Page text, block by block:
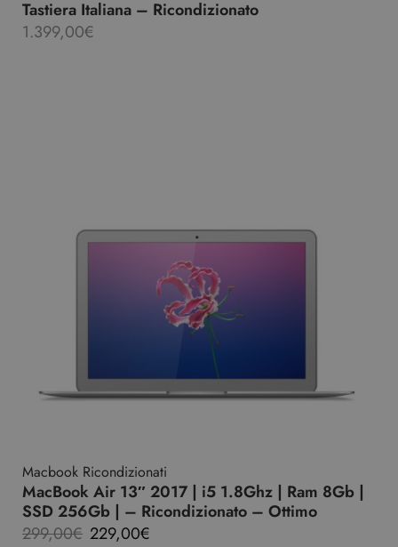
Tastiera Italiana – Ricondizionato
1.399,00€
Macbook Ricondizionati
MacBook Air 13″ 2017 | i5 1.8Ghz | Ram 8Gb |
SSD 256Gb | – Ricondizionato – Ottimo
299,00€ 229,00€